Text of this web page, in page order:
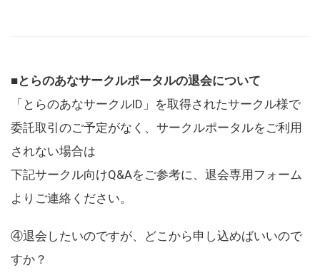
■とらのあなサークルポータルの退会について
「とらのあなサークルID」を取得されたサークル様で
委託取引のご予定がなく、サークルポータルをご利用
されない場合は
下記サークル向けQ&Aをご参考に、退会専用フォーム
よりご連絡ください。
④退会したいのですが、どこから申し込めばいいので
すか？